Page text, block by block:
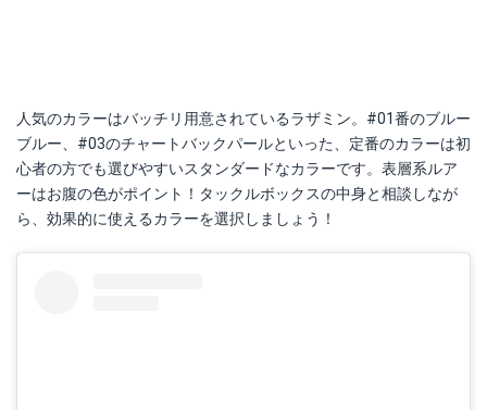
人気のカラーはバッチリ用意されているラザミン。#01番のブルー
ブルー、#03のチャートバックパールといった、定番のカラーは初
心者の方でも選びやすいスタンダードなカラーです。表層系ルア
ーはお腹の色がポイント！タックルボックスの中身と相談しなが
ら、効果的に使えるカラーを選択しましょう！